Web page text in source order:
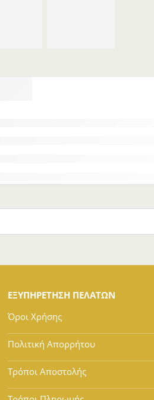
ΕΞΥΠΗΡΕΤΗΣΗ ΠΕΛΑΤΩΝ
Όροι Χρήσης
Πολιτική Απορρήτου
Τρόποι Αποστολής